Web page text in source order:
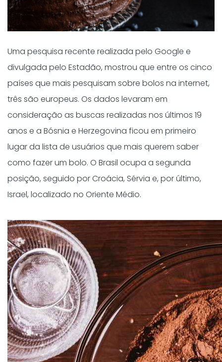
Uma pesquisa recente realizada pelo Google e
divulgada pelo Estadão, mostrou que entre os cinco
países que mais pesquisam sobre bolos na internet,
três são europeus. Os dados levaram em
consideração as buscas realizadas nos últimos 19
anos e a Bósnia e Herzegovina ficou em primeiro
lugar da lista de usuários que mais querem saber
como fazer um bolo. O Brasil ocupa a segunda
posição, seguido por Croácia, Sérvia e, por último,
Israel, localizado no Oriente Médio.